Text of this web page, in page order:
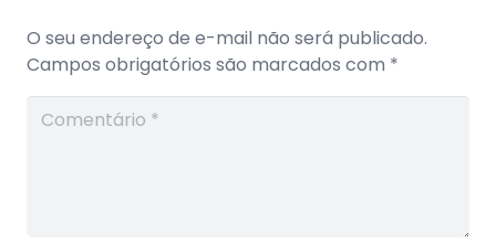
O seu endereço de e-mail não será publicado.
Campos obrigatórios são marcados com *